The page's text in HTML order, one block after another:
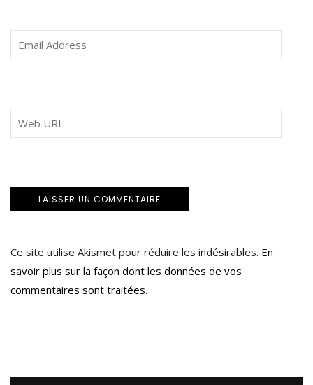
Ce site utilise Akismet pour réduire les indésirables. En
savoir plus sur la façon dont les données de vos
commentaires sont traitées.